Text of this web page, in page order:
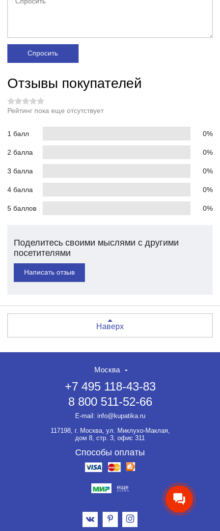
Спросить
Отзывы покупателей
Рейтинг пока еще отсутствует
1 балл 0%
2 балла 0%
3 балла 0%
4 балла 0%
5 баллов 0%
Поделитесь своими мыслями с другими
посетителями
Написать отзыв
Наверх
Москва
+7 495 118-43-83
8 800 511-52-66
E-mail: info@kupatika.ru
117198, г. Москва, ул. Миклухо-Маклая,
дом 8, стр. 3, офис 311
Способы оплаты
еще